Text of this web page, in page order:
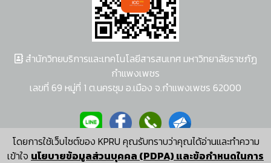
โดยการใช้เว็บไซต์ของ KPRU คุณรับทราบว่าคุณได้อ่านและทำความ
เข้าใจ นโยบายข้อมูลส่วนบุคคล (PDPA) และข้อกำหนดในการ
สำนักวิทยบริการและเทคโนโลยีสารสนเทศ มหาวิทยาลัยราชภัฏ
กำแพงเพชร
เลขที่ 69 หมู่ที่ 1 ต.นครชุม อ.เมือง จ.กำแพงเพชร 62000
ผู้พัฒนาระบบ อนุชา พวงผกา